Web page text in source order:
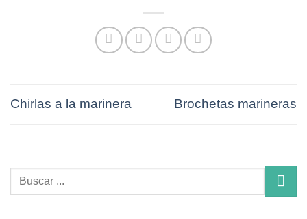
Chirlas a la marinera Brochetas marineras